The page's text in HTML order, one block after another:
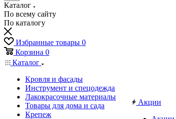
Каталог
По всему сайту
По каталогу
Избранные товары 0
Корзина 0
Каталог
Кровля и фасады
Инструмент и спецодежда
Лакокрасочные материалы
Товары для дома и сада
Крепеж
Акции